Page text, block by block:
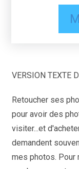
VERSION TEXTE
Retoucher ses
pour avoir des
visiter...et
demandent
mes photos. Pour